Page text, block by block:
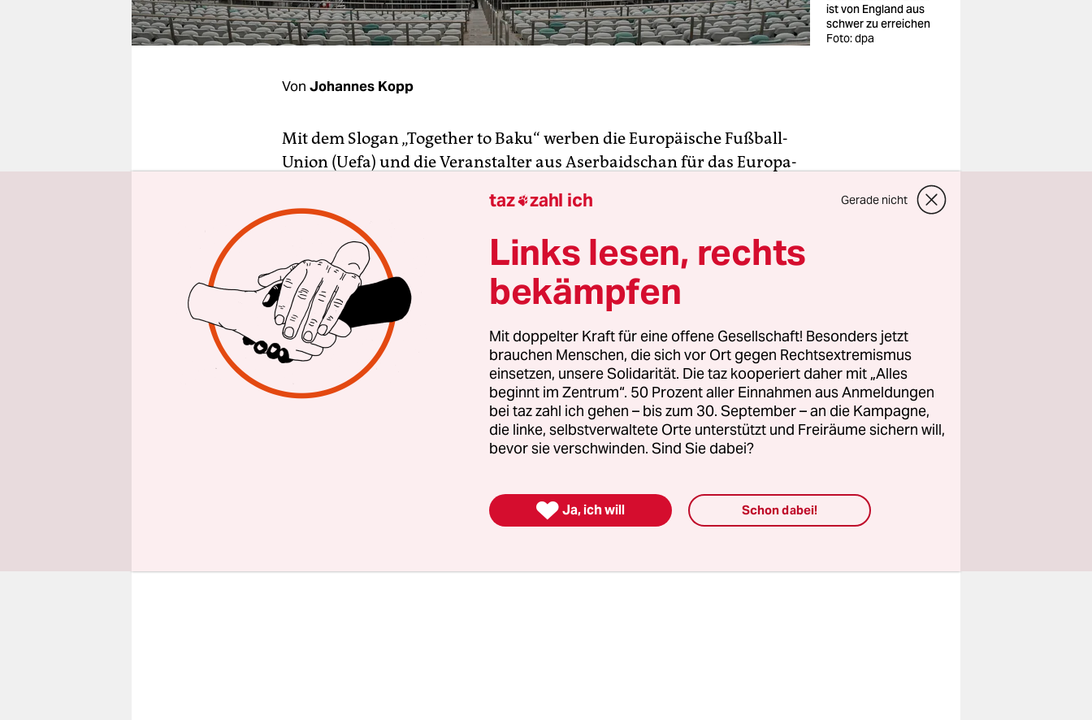
unterstützen
abo
ist von England aus
schwer zu erreichen
Foto: dpa
Von Johannes Kopp
Mit dem Slogan „Together to Baku“ werben die Europäische Fußball-
Union (Uefa) und die Veranstalter aus Aserbaidschan für das Europa-
macht Station in Vorderasien. Um 23 Uhr Ortszeit wird das Londoner
Stadtduellzwischen dem FC Chelsea
Nationalstadion von Baku angepfiffen werden, zu bester
zentraleuropäischer Fernsehzeit (21 Uhr).
Vielen in England dürfte das Motto „Together to Baku“ wie der blanke
Hohn erscheinen. Denn dorthin schaffen es nur die wenigsten. Bis zu
6.000 Tickets haben beide Klubs insgesamt nach jüngsten englischen
Medienberichten zurückgehen lassen. Dabei hat sich insbesondere
Arsenal London nach Erreichen des Finales noch beschwert, das
Kontingent von jeweils 6.000 Eintrittskarten sei bei einer
taz zahl ich Gerade nicht
Links lesen, rechts
bekämpfen
Mit doppelter Kraft für eine offene Gesellschaft! Besonders jetzt
brauchen Menschen, die sich vor Ort gegen Rechtsextremismus
einsetzen, unsere Solidarität. Die taz kooperiert daher mit „Alles
beginnt im Zentrum“. 50 Prozent aller Einnahmen aus Anmeldungen
bei taz zahl ich gehen – bis zum 30. September – an die Kampagne,
die linke, selbstverwaltete Orte unterstützt und Freiräume sichern will,
bevor sie verschwinden. Sind Sie dabei?
 Ja, ich will Schon dabei!